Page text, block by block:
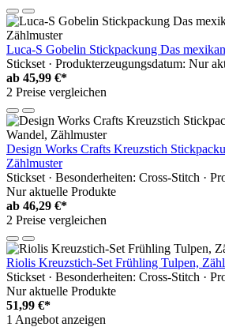
Luca-S Gobelin Stickpackung Das
Stickset · Produkterzeugungsdatum: Nur
ab 45,99 €*
2 Preise vergleichen
Design Works Crafts Kreuzstich
Zählmuster
Stickset · Besonderheiten: Cross-Stitch ·
Nur aktuelle Produkte
ab 46,29 €*
2 Preise vergleichen
Riolis Kreuzstich-Set Frühling Tulpen,
Stickset · Besonderheiten: Cross-Stitch ·
Nur aktuelle Produkte
51,99 €*
1 Angebot anzeigen